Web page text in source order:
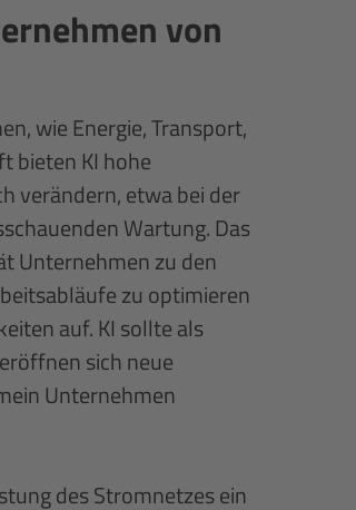
von
wie Energie, Transport,
bieten KI hohe
verändern, etwa bei der
Wartung. Das
Unternehmen zu den
zu optimieren
auf. KI sollte als
sich neue
Unternehmen
des Stromnetzes ein